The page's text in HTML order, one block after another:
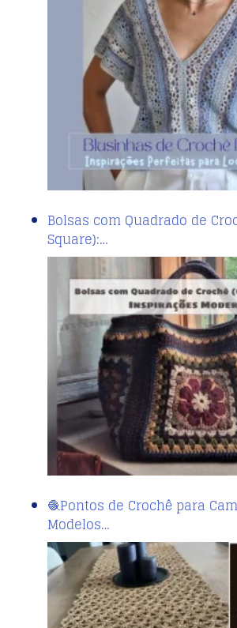
Bolsas com Quadrado de
Square):…
🧶Pontos de Crochê para
Modelos…